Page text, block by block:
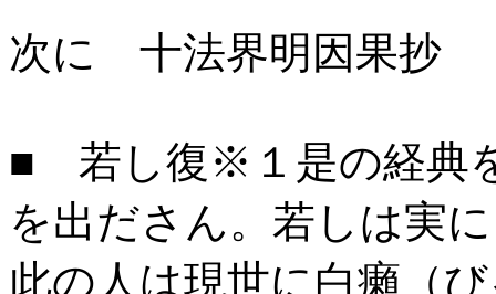
次に 十法界明因果抄
■ 若し復※１是の経典
を出ださん。若しは実
此の人は現世に白癩（